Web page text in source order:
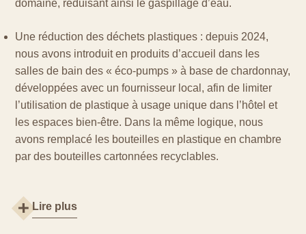
domaine, réduisant ainsi le gaspillage d’eau.
Une réduction des déchets plastiques : depuis 2024,
nous avons introduit en produits d’accueil dans les
salles de bain des « éco-pumps » à base de chardonnay,
développées avec un fournisseur local, afin de limiter
l’utilisation de plastique à usage unique dans l’hôtel et
les espaces bien-être. Dans la même logique, nous
avons remplacé les bouteilles en plastique en chambre
par des bouteilles cartonnées recyclables.
Lire plus